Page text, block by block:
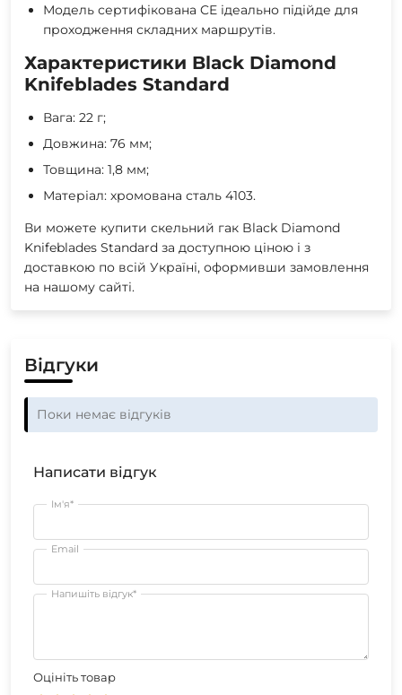
Модель сертифікована CE ідеально підійде для
проходження складних маршрутів.
Характеристики Black Diamond
Knifeblades Standard
Вага: 22 г;
Довжина: 76 мм;
Товщина: 1,8 мм;
Матеріал: хромована сталь 4103.
Ви можете купити скельний гак Black Diamond
Knifeblades Standard за доступною ціною і з
доставкою по всій Україні, оформивши замовлення
на нашому сайті.
Відгуки
Поки немає відгуків
Написати відгук
Ім'я*
Email
Напишіть відгук*
Оцініть товар